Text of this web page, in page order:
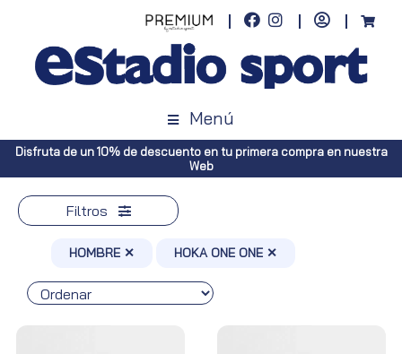
Menú
en tu primera compra en nuestra
Envíos gratuitos a toda España
Filtros
HOMBRE ✕ HOKA ONE ONE ✕